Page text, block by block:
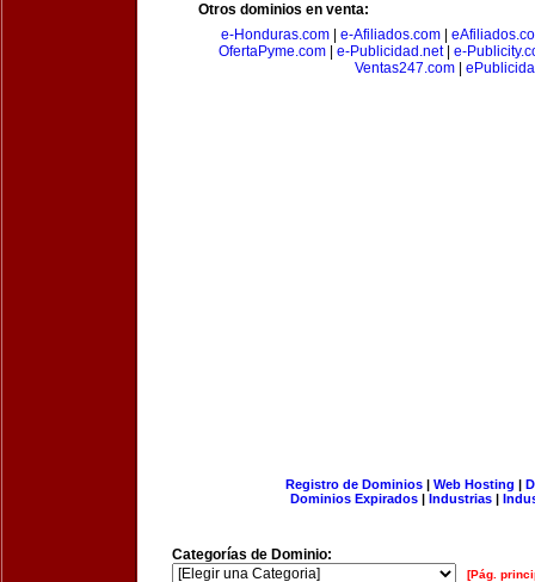
Otros dominios en venta:
e-Honduras.com| e-Afiliados.com|
OfertaPyme.com| e-Publicidad.net| e-
Ventas247.com
Registro de Dominios| Web Hosting |
Dominios Expirados | Industrias |
Categorías de Dominio:
[Pág.